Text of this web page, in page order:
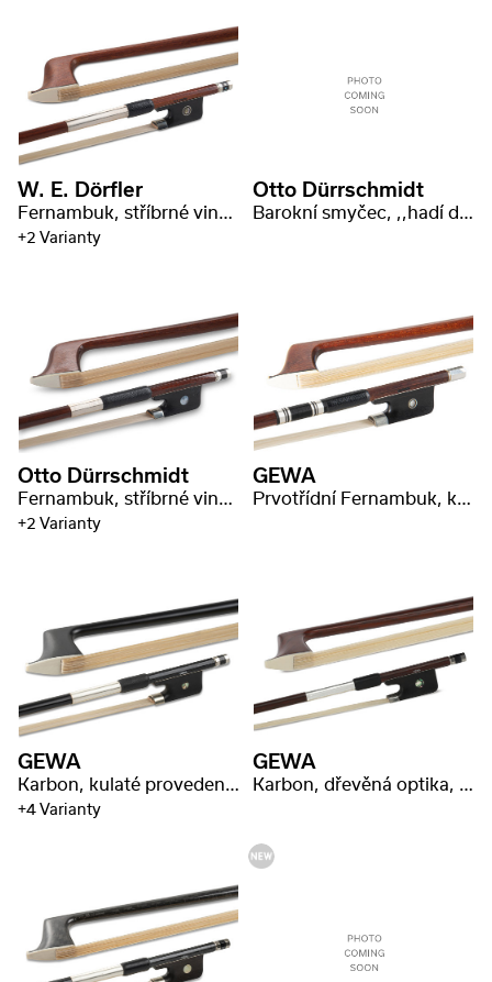
W. E. Dörfler
Fernambuk, stříbrné vinutí s razítkem
+2 Varianty
Otto Dürrschmidt
Barokní smyčec, ,,hadí dřevo", kulaté provedení
Otto Dürrschmidt
Fernambuk, stříbrné vinutí s razítkem
+2 Varianty
GEWA
Prvotřídní Fernambuk, kulaté provedení, razítko ,,P.Baron*
GEWA
Karbon, kulaté provedení, MsNi vinutí
+4 Varianty
GEWA
Karbon, dřevěná optika, kulatá tyč, MsNi materiál